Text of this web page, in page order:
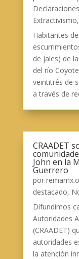
Extractivismo,
Habitantes
de jales) de
del río
veintitrés de
a través de
CRAADET
John en la
Guerrero
por
destacado,
Difundimos
Autoridades
(CRAADET)
autoridades
la atención